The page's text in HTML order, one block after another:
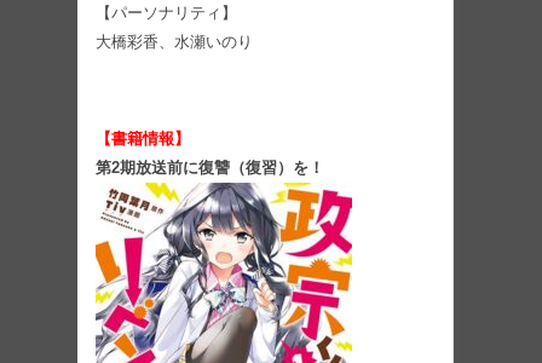
【パーソナリティ】
大橋彩香、水瀬いのり
【書籍情報】
第2期放送前に復讐（復習）を！